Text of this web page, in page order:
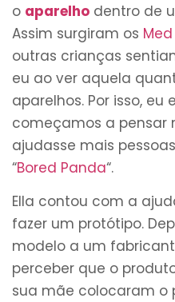
o aparelho dentro de
Assim surgiram os
outras crianças
eu ao ver aquela
aparelhos. Por isso, eu
começamos a pensar
ajudasse mais
“Bored Panda“.
Ella contou com a
fazer um protótipo.
modelo a um
perceber que o
sua mãe colocaram o